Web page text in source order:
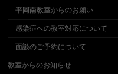
平岡南教室からのお願い
感染症への教室対応について
面談のご予約について
教室からのお知らせ